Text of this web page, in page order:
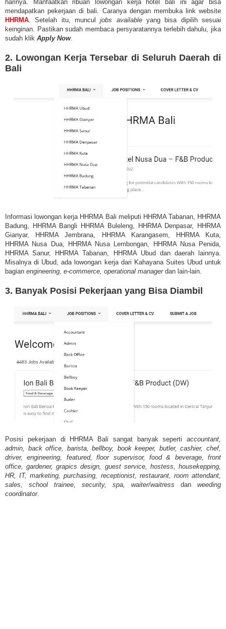
harinya. Manfaatkan ribuan lowongan kerja hotel bali ini agar bisa
mendapatkan pekerjaan di bali. Caranya dengan membuka link website
HHRMA . Setelah itu, munculjobs availableyang bisa dipilih sesuai
keinginan. Pastikan sudah membaca persyaratannya terlebih dahulu, jika
sudah klik Apply Now.
2. Lowongan Kerja Tersebar di Seluruh Daerah di
Bali
Informasi lowongan kerja HHRMA Bali meliputi HHRMA Tabanan, HHRMA
Badung, HHRMA Bangli HHRMA Buleleng, HHRMA Denpasar, HHRMA
Gianyar, HHRMA Jembrana, HHRMA Karangasem, HHRMA Kuta,
HHRMA Nusa Dua, HHRMA Nusa Lembongan, HHRMA Nusa Penida,
HHRMA Sanur, HHRMA Tabanan, HHRMA Ubud dan daerah lainnya.
Misalnya di Ubud, ada lowongan kerja dari Kahayana Suites Ubud untuk
bagian engineering, e-commerce, operational manager dan lain-lain.
3. Banyak Posisi Pekerjaan yang Bisa Diambil
Posisi pekerjaan di HHRMA Bali sangat banyak seperti accountant,
admin, back office, barista, bellboy, book keeper, butler, cashier, chef,
driver, engineering, featured, floor supervisor, food & beverage, front
office, gardener, grapics design, guest service, hostess, housekepping,
HR, IT, marketing, purchasing, receptionist, restaurant, room attendant,
sales, school trainee, security, spa, waiter/waitress dan weeding
coordinator.